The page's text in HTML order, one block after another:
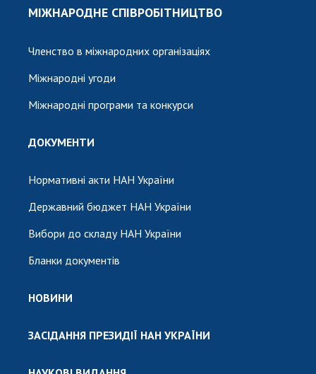
МІЖНАРОДНЕ СПІВРОБІТНИЦТВО
Членство в міжнародних організаціях
Міжнародні угоди
Міжнародні програми та конкурси
ДОКУМЕНТИ
Нормативні акти НАН України
Державний бюджет НАН України
Вибори до складу НАН України
Бланки документів
НОВИНИ
ЗАСІДАННЯ ПРЕЗИДІЇ НАН УКРАЇНИ